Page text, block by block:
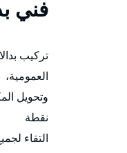
فني
تركيب
العمومية،
وتحويل
نقطة
التقاء